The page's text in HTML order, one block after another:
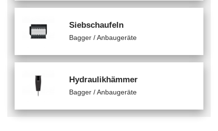
Siebschaufeln
Bagger / Anbaugeräte
Hydraulikhämmer
Bagger / Anbaugeräte